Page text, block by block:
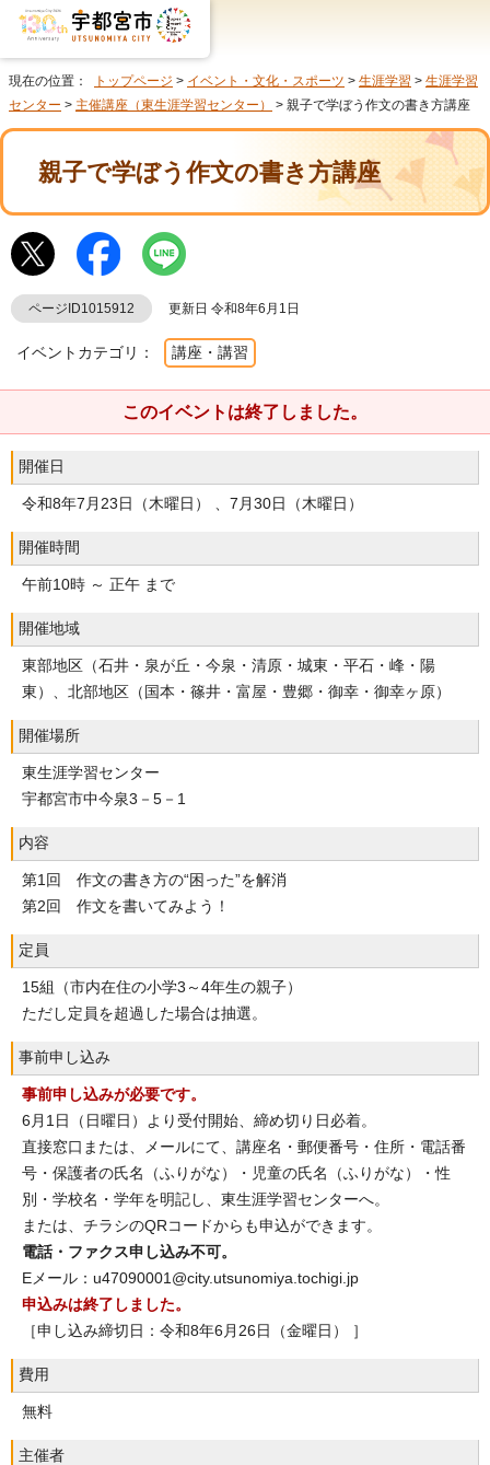
現在の位置： トップページ > イベント・文化・スポーツ > 生涯学習 > 生涯学習
センター > 主催講座（東生涯学習センター） > 親子で学ぼう作文の書き方講座
親子で学ぼう作文の書き方講座
ページID1015912 更新日 令和8年6月1日
イベントカテゴリ： 講座・講習
このイベントは終了しました。
開催日
令和8年7月23日（木曜日） 、7月30日（木曜日）
開催時間
午前10時 ～ 正午 まで
開催地域
東部地区（石井・泉が丘・今泉・清原・城東・平石・峰・陽
東）、北部地区（国本・篠井・富屋・豊郷・御幸・御幸ヶ原）
開催場所
東生涯学習センター
宇都宮市中今泉3－5－1
内容
第1回 作文の書き方の“困った”を解消
第2回 作文を書いてみよう！
定員
15組（市内在住の小学3～4年生の親子）
ただし定員を超過した場合は抽選。
事前申し込み
事前申し込みが必要です。
6月1日（日曜日）より受付開始、締め切り日必着。
直接窓口または、メールにて、講座名・郵便番号・住所・電話番
号・保護者の氏名（ふりがな）・児童の氏名（ふりがな）・性
別・学校名・学年を明記し、東生涯学習センターへ。
または、チラシのQRコードからも申込ができます。
電話・ファクス申し込み不可。
Eメール：u47090001@city.utsunomiya.tochigi.jp
申込みは終了しました。
［申し込み締切日：令和8年6月26日（金曜日） ］
費用
無料
主催者